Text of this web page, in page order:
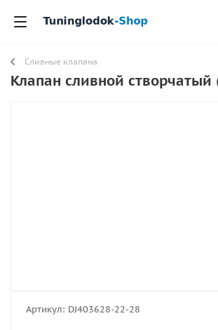
Сливные клапана
Клапан сливной створчатый
Артикул: DJ403628-22-28